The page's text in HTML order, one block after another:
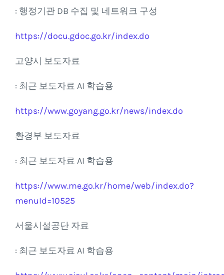
: 행정기관 DB 수집 및 네트워크 구성
https://docu.gdoc.go.kr/index.do
고양시 보도자료
: 최근 보도자료 AI 학습용
https://www.goyang.go.kr/news/index.do
환경부 보도자료
: 최근 보도자료 AI 학습용
https://www.me.go.kr/home/web/index.do?
menuId=10525
서울시설공단 자료
: 최근 보도자료 AI 학습용